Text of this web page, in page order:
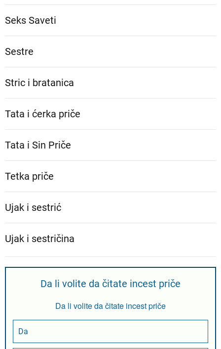
Seks Saveti
Sestre
Stric i bratanica
Tata i ćerka priče
Tata i Sin Priče
Tetka priče
Ujak i sestrić
Ujak i sestričina
Da li volite da čitate incest priče
Da li volite da čitate incest priče
Da